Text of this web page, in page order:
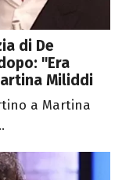
di De
"Era
Miliddi
a Martina